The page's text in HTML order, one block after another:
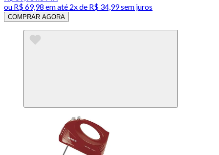
ou R$ 69,98 em até 2x de R$ 34,99 sem juros
COMPRAR AGORA